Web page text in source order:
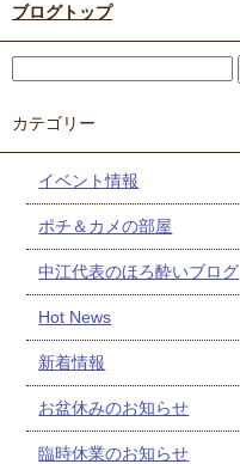
ブログトップ
カテゴリー
イベント情報
ポチ＆カメの部屋
中江代表のほろ酔いブログ
Hot News
新着情報
お盆休みのお知らせ
臨時休業のお知らせ